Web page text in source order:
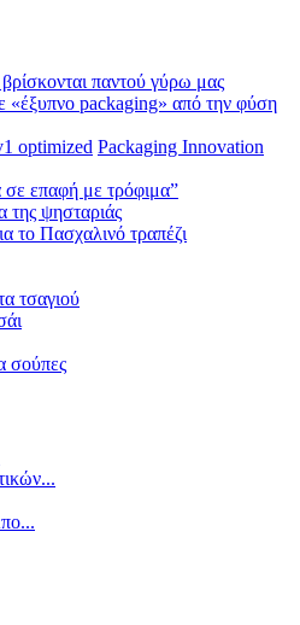
παντού γύρω μας
«έξυπνο packaging» από την φύση
Packaging Innovation
σε επαφή με τρόφιμα”
της ψησταριάς
το Πασχαλινό τραπέζι
τσαγιού
σούπες